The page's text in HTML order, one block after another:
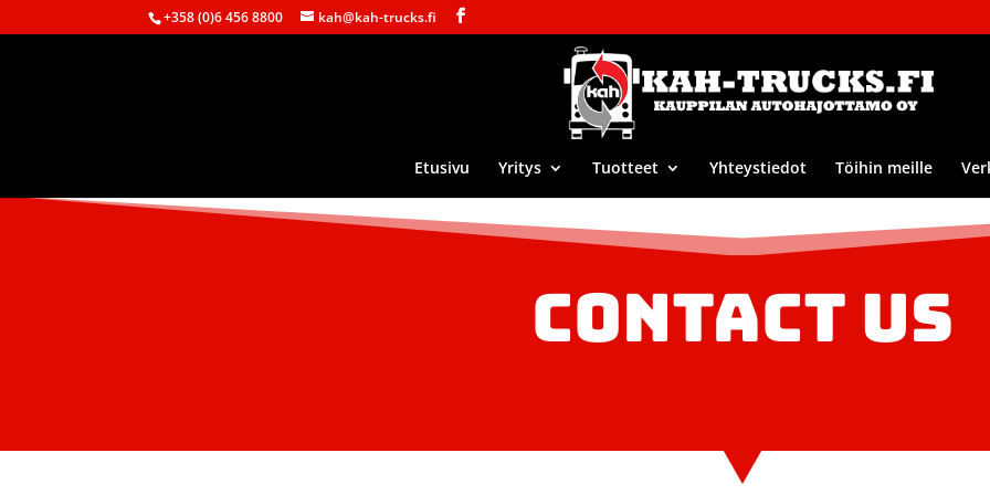
+358 (0)6 456 8800 kah@kah-trucks.fi
Etusivu Yritys Tuotteet Yhteystiedot Töihin meille
CONTACT US